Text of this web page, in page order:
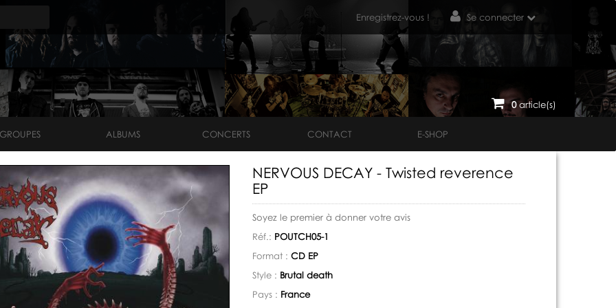
Enregistrez-vous ! Se connecter
0article(s)
GROUPES ALBUMS CONCERTS CONTACT E-SHOP
NERVOUS DECAY - Twisted reverence
EP
Soyez le premier à donner votre avis
Réf.: POUTCH05-1
Format : CD EP
Style : Brutal death
Pays : France